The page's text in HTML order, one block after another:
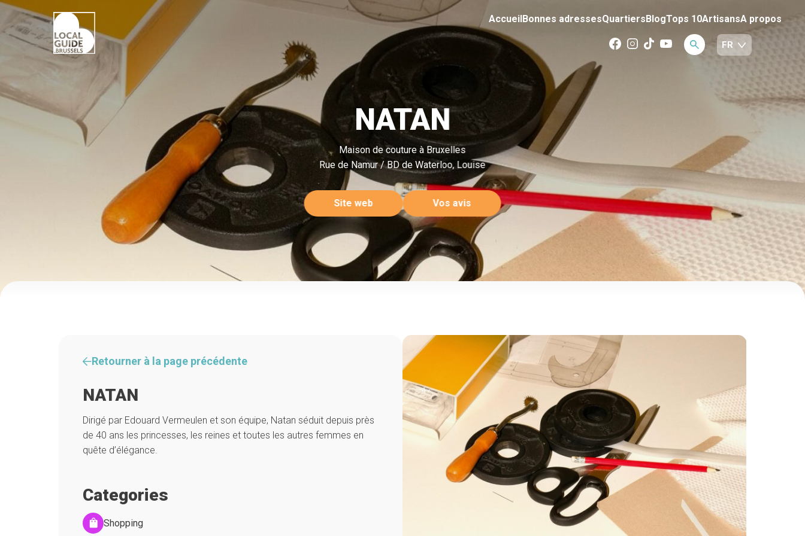
AccueilBonnes adressesQuartiersBlogTops 10ArtisansA propos
NATAN
Maison de couture à Bruxelles
Rue de Namur / BD de Waterloo, Louise
Site web Vos avis
Retourner à la page précédente
NATAN
Dirigé par Edouard Vermeulen et son équipe, Natan séduit depuis près
de 40 ans les princesses, les reines et toutes les autres femmes en
quête d’élégance.
Categories
Shopping